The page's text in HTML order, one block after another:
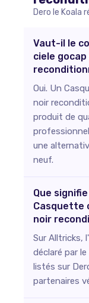
Dero le Koala
Vaut-il le
ciele
Oui. Un
noir
produit de
une
neuf.
Que
Casquette
noir
Sur Alltricks,
déclaré par
listés sur
partenaires